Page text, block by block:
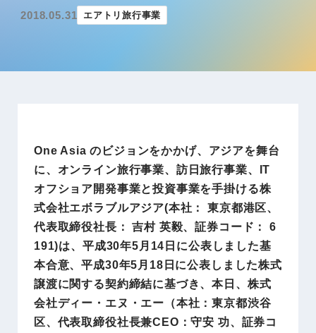
2018.05.31 エアトリ旅行事業
One Asia のビジョンをかかげ、アジアを舞台
に、オンライン旅行事業、訪日旅行事業、IT
オフショア開発事業と投資事業を手掛ける株
式会社エボラブルアジア(本社： 東京都港区、
代表取締役社長： 吉村 英毅、証券コード： 6
191)は、平成30年5月14日に公表しました基
本合意、平成30年5月18日に公表しました株式
譲渡に関する契約締結に基づき、本日、株式
会社ディー・エヌ・エー（本社：東京都渋谷
区、代表取締役社長兼CEO：守安 功、証券コ